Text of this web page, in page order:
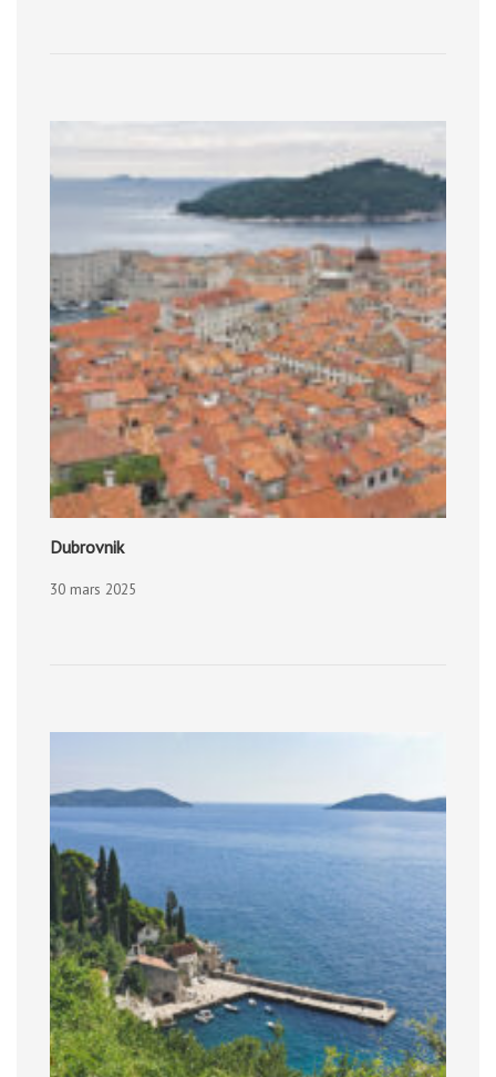
Dubrovnik
30 mars 2025